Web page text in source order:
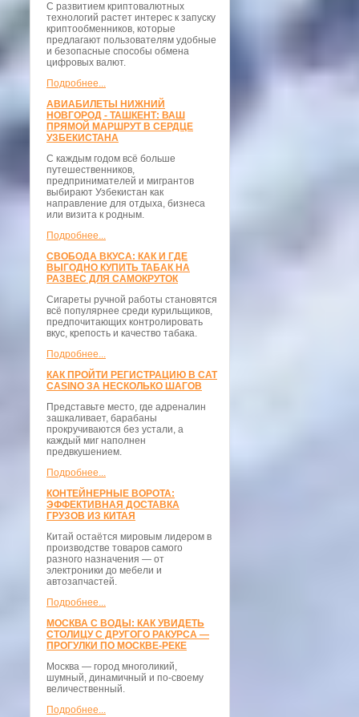
С развитием криптовалютных
технологий растет интерес к запуску
криптообменников, которые
предлагают пользователям удобные
и безопасные способы обмена
цифровых валют.
Подробнее...
АВИАБИЛЕТЫ НИЖНИЙ
НОВГОРОД - ТАШКЕНТ: ВАШ
ПРЯМОЙ МАРШРУТ В СЕРДЦЕ
УЗБЕКИСТАНА
С каждым годом всё больше
путешественников,
предпринимателей и мигрантов
выбирают Узбекистан как
направление для отдыха, бизнеса
или визита к родным.
Подробнее...
СВОБОДА ВКУСА: КАК И ГДЕ
ВЫГОДНО КУПИТЬ ТАБАК НА
РАЗВЕС ДЛЯ САМОКРУТОК
Сигареты ручной работы становятся
всё популярнее среди курильщиков,
предпочитающих контролировать
вкус, крепость и качество табака.
Подробнее...
КАК ПРОЙТИ РЕГИСТРАЦИЮ В CAT
CASINO ЗА НЕСКОЛЬКО ШАГОВ
Представьте место, где адреналин
зашкаливает, барабаны
прокручиваются без устали, а
каждый миг наполнен
предвкушением.
Подробнее...
КОНТЕЙНЕРНЫЕ ВОРОТА:
ЭФФЕКТИВНАЯ ДОСТАВКА
ГРУЗОВ ИЗ КИТАЯ
Китай остаётся мировым лидером в
производстве товаров самого
разного назначения — от
электроники до мебели и
автозапчастей.
Подробнее...
МОСКВА С ВОДЫ: КАК УВИДЕТЬ
СТОЛИЦУ С ДРУГОГО РАКУРСА —
ПРОГУЛКИ ПО МОСКВЕ-РЕКЕ
Москва — город многоликий,
шумный, динамичный и по-своему
величественный.
Подробнее...